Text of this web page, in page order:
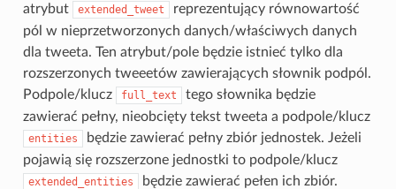
atrybut
extended_tweet
reprezentujący równowartość
pól w nieprzetworzonych danych/właściwych danych
dla tweeta. Ten atrybut/pole będzie istnieć tylko dla
rozszerzonych tweeetów zawierających słownik podpól.
Podpole/klucz
full_text
tego słownika będzie
zawierać pełny, nieobcięty tekst tweeta a podpole/klucz
entities
będzie zawierać pełny zbiór jednostek. Jeżeli
pojawią się rozszerzone jednostki to podpole/klucz
extended_entities
będzie zawierać pełen ich zbiór.